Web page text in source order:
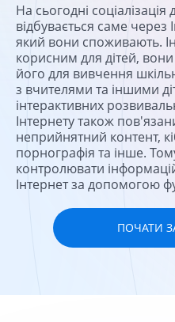
На сьогодні соціалізація
відбувається саме через
який вони споживають.
корисним для дітей,
його для вивчення
з вчителями та іншими
інтерактивних
Інтернету також
неприйнятний контент,
порнографія та інше.
контролювати
Інтернет за допомогою
ПОЧАТИ